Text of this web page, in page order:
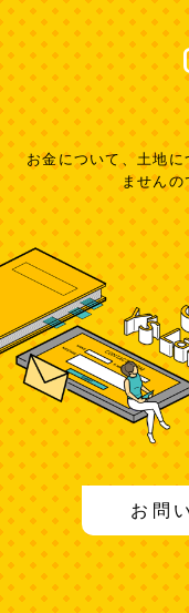
お金について、土地
ませんの
お問